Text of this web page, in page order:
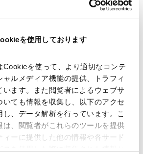
を使用しております
Cookieを使って、より適切なコンテ
ャルメディア機能の提供、トラフィ
います。また閲覧者によるウェブサ
いても情報を収集し、以下のアクセ
し、データ解析を行っています。こ
は、閲覧者がこれらのツールを提供
ィーに提供した他の情報や各サード
INSIGHTS